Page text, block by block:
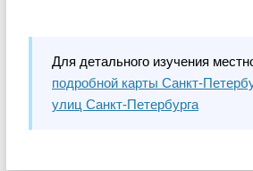
Для детального изучения
подробной карты Санкт-
улиц Санкт-Петербурга